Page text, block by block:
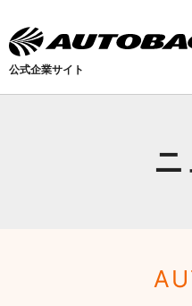
公式企業サイト